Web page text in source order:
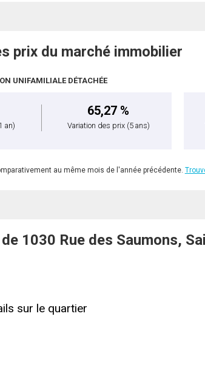
prix du marché immobilier
UNIFAMILIALE DÉTACHÉE
an)
65,27 %
Variation des prix (5 ans)
au même mois de l'année précédente.
1030 Rue des Saumons,
sur le quartier